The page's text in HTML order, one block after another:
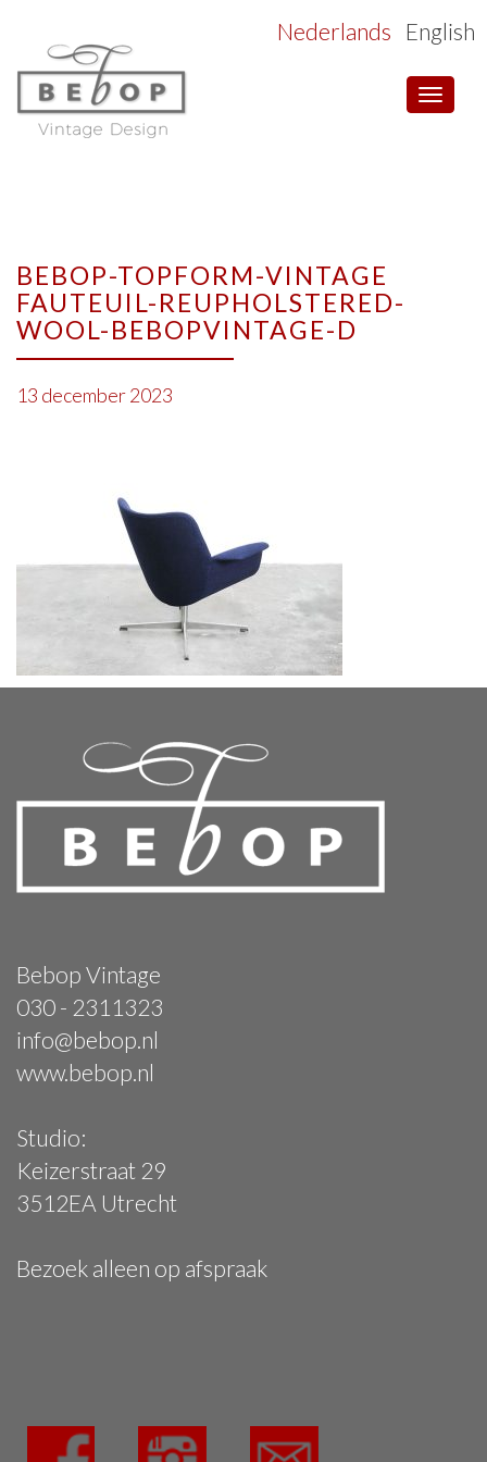
Toggle
Nederlands English
BEBOP-TOPFORM-VINTAGE
FAUTEUIL-REUPHOLSTERED-
WOOL-BEBOPVINTAGE-D
13 december 2023
Bebop Vintage
030 - 2311323
info@bebop.nl
www.bebop.nl
Studio:
Keizerstraat 29
3512EA Utrecht
Bezoek alleen op afspraak